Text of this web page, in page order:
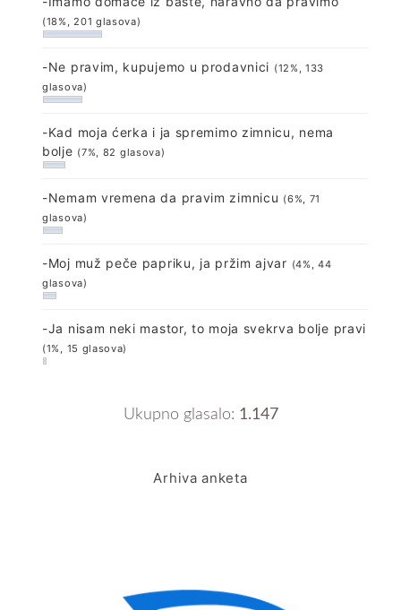
(18%, 201 glasova)
-Ne pravim, kupujemo u prodavnici (12%, 133
glasova)
-Kad moja ćerka i ja spremimo zimnicu, nema
bolje (7%, 82 glasova)
-Nemam vremena da pravim zimnicu (6%, 71
glasova)
-Moj muž peče papriku, ja pržim ajvar (4%, 44
glasova)
-Ja nisam neki mastor, to moja svekrva bolje pravi
(1%, 15 glasova)
Ukupno glasalo: 1.147
Arhiva anketa